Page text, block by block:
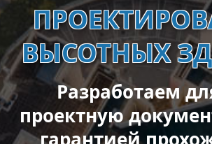
ВЫСОТНЫХ
Разработаем
проектную